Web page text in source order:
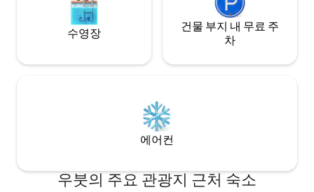
수영장
건물 부지 내 무료 주
차
에어컨
우붓의 주요 관광지 근처 숙소